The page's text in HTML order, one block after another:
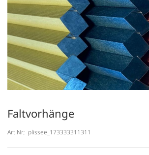
Faltvorhänge
Art.Nr.: plissee_173333311311